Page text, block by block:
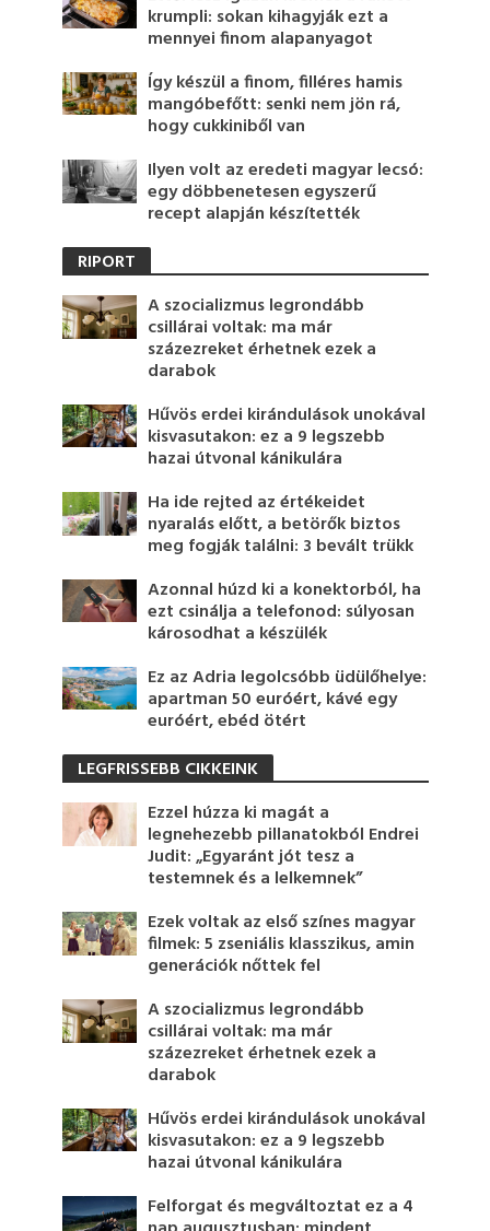
krumpli: sokan kihagyják ezt a
mennyei finom alapanyagot
Így készül a finom, filléres hamis
mangóbefőtt: senki nem jön rá,
hogy cukkiniből van
Ilyen volt az eredeti magyar lecsó:
egy döbbenetesen egyszerű
recept alapján készítették
RIPORT
A szocializmus legrondább
csillárai voltak: ma már
százezreket érhetnek ezek a
darabok
Hűvös erdei kirándulások unokával
kisvasutakon: ez a 9 legszebb
hazai útvonal kánikulára
Ha ide rejted az értékeidet
nyaralás előtt, a betörők biztos
meg fogják találni: 3 bevált trükk
Azonnal húzd ki a konektorból, ha
ezt csinálja a telefonod: súlyosan
károsodhat a készülék
Ez az Adria legolcsóbb üdülőhelye:
apartman 50 euróért, kávé egy
euróért, ebéd ötért
LEGFRISSEBB CIKKEINK
Ezzel húzza ki magát a
legnehezebb pillanatokból Endrei
Judit: „Egyaránt jót tesz a
testemnek és a lelkemnek”
Ezek voltak az első színes magyar
filmek: 5 zseniális klasszikus, amin
generációk nőttek fel
A szocializmus legrondább
csillárai voltak: ma már
százezreket érhetnek ezek a
darabok
Hűvös erdei kirándulások unokával
kisvasutakon: ez a 9 legszebb
hazai útvonal kánikulára
Felforgat és megváltoztat ez a 4